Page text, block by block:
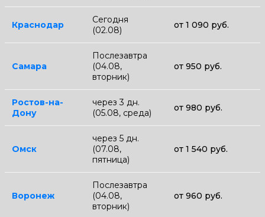
Краснодар
Сегодня
(02.08)
от 1 090 руб.
Самара
Послезавтра
(04.08,
вторник)
от 950 руб.
Ростов-на-
Дону
через 3 дн.
(05.08, среда)
от 980 руб.
Омск
через 5 дн.
(07.08,
пятница)
от 1 540 руб.
Воронеж
Послезавтра
(04.08,
вторник)
от 960 руб.